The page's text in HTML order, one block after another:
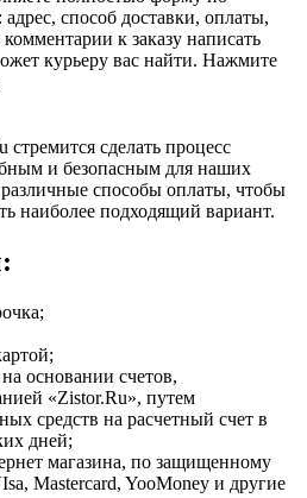
способ доставки, оплаты,
к заказу написать
курьеру вас найти. Нажмите
сделать процесс
и безопасным для наших
способы оплаты, чтобы
наиболее подходящий вариант.
основании счетов,
«Zistor.Ru», путем
средств на расчетный счет в
дней;
магазина, по защищенному
Mastercard, YooMoney и другие